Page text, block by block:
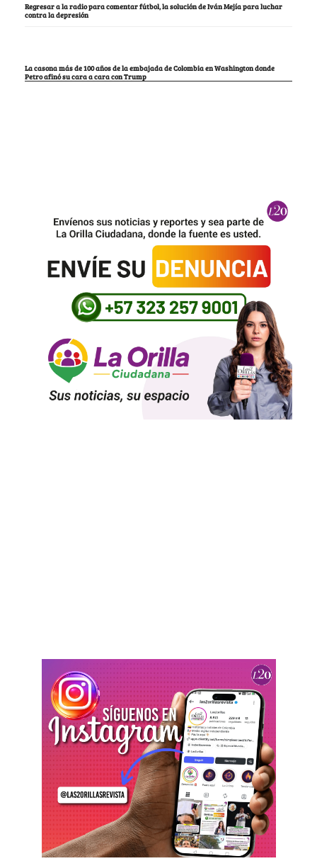
Regresar a la radio para comentar fútbol, la solución de Iván Mejía para luchar
contra la depresión
La casona más de 100 años de la embajada de Colombia en Washington donde
Petro afinó su cara a cara con Trump